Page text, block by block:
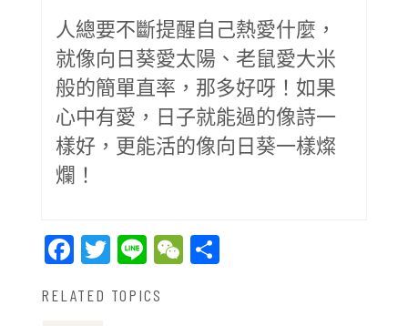
人總要不斷提醒自己熱愛什麼，
就像向日葵愛太陽、老鼠愛大米
般的簡單直率，那多好呀！如果
心中有愛，日子就能過的像詩一
樣好，更能活的像向日葵一樣燦
爛！
Facebook
Twitter
LineWeChat
RELATED TOPICS